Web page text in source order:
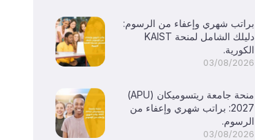
براتب شهري وإعفاء من الرسوم:
دليلك الشامل لمنحة KAIST
الكورية.
03/08/2026
منحة جامعة ريتسوميكان (APU)
2027: براتب شهري وإعفاء من
الرسوم.
03/08/2026